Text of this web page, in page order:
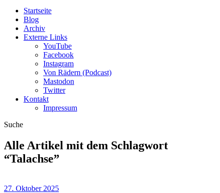
Startseite
Blog
Archiv
Externe Links
YouTube
Facebook
Instagram
Von Rädern (Podcast)
Mastodon
Twitter
Kontakt
Impressum
Suche
Alle Artikel mit dem Schlagwort
“Talachse”
27. Oktober 2025